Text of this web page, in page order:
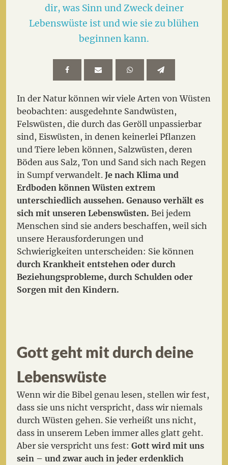
dir, was Sinn und Zweck deiner
Lebenswüste ist und wie sie zu blühen
beginnen kann.
In der Natur können wir viele Arten von Wüsten
beobachten: ausgedehnte Sandwüsten,
Felswüsten, die durch das Geröll unpassierbar
sind, Eiswüsten, in denen keinerlei Pflanzen
und Tiere leben können, Salzwüsten, deren
Böden aus Salz, Ton und Sand sich nach Regen
in Sumpf verwandelt.Je nach Klima und
Erdboden können Wüsten extrem
unterschiedlich aussehen. Genauso verhält es
sich mit unseren Lebenswüsten. Bei jedem
Menschen sind sie anders beschaffen, weil sich
unsere Herausforderungen und
Schwierigkeiten unterscheiden: Sie können
durch Krankheit entstehen oder durch
Beziehungsprobleme, durch Schulden oder
Sorgen mit den Kindern.
Gott geht mit durch deine
Lebenswüste
Wenn wir die Bibel genau lesen, stellen wir fest,
dass sie uns nicht verspricht, dass wir niemals
durch Wüsten gehen. Sie verheißt uns nicht,
dass in unserem Leben immer alles glatt geht.
Aber sie verspricht uns fest:Gott wird mit uns
sein – und zwar auch in jeder erdenklich